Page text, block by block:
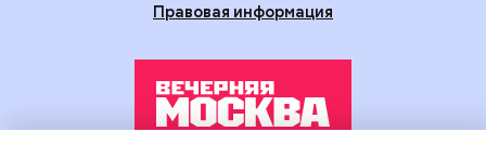
Правовая информация